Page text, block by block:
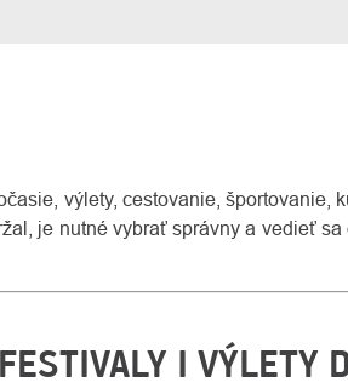
výlety, cestovanie,
je nutné vybrať správny a vedieť
I VÝLETY